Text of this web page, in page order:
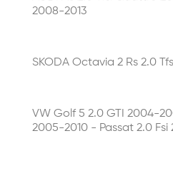
2008-2013
SKODA Octavia 2 Rs 2.0
VW Golf 5 2.0 GTI 2004-
2005-2010 - Passat 2.0 Fsi